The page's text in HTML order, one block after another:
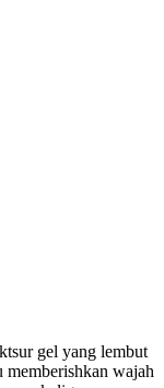
gel yang lembut
wajah